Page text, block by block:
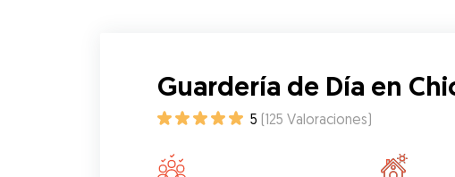
Guardería de Día en
5 (125 Valoraciones)